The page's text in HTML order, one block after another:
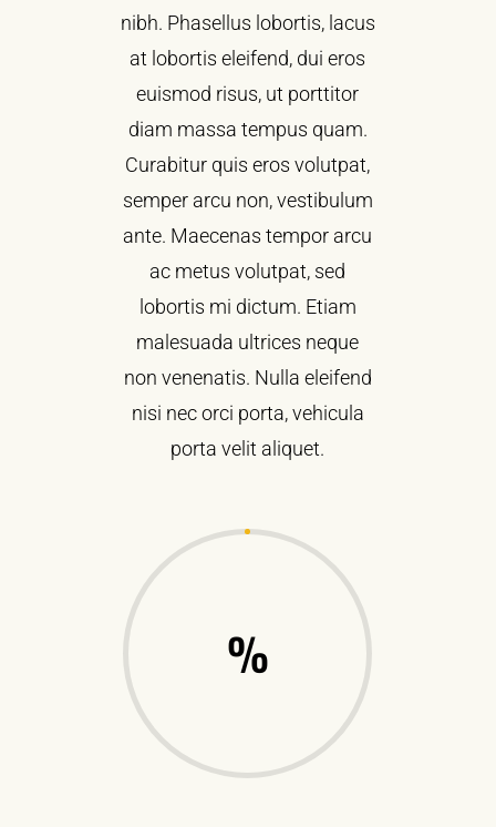
nibh. Phasellus lobortis, lacus
at lobortis eleifend, dui eros
euismod risus, ut porttitor
diam massa tempus quam.
Curabitur quis eros volutpat,
semper arcu non, vestibulum
ante. Maecenas tempor arcu
ac metus volutpat, sed
lobortis mi dictum. Etiam
malesuada ultrices neque
non venenatis. Nulla eleifend
nisi nec orci porta, vehicula
porta velit aliquet.
%